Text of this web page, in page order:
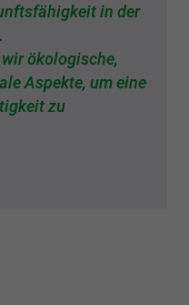
in der
ökologische,
Aspekte, um eine
zu